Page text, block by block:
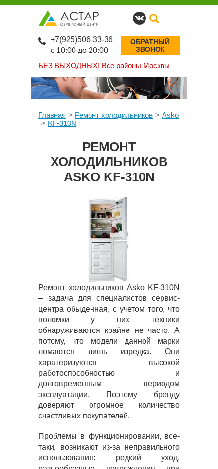
БЕЗ ВЫХОДНЫХ! Все районы Москвы
+7(925)506-33-36
с 10:00 до 20:00
ОБРАТНЫЙ
ЗВОНОК
Главная Ремонт холодильников
Asko
KF-310N
РЕМОНТ
ХОЛОДИЛЬНИКОВ
ASKO KF-310N
Ремонт холодильников Asko KF-310N
– задача для специалистов сервис-
центра обыденная, с учетом того, что
поломки у них техники
обнаруживаются крайне не часто. А
потому, что модели данной марки
ломаются лишь изредка. Они
харатеризуются высокой
работоспособностью и
долговременным периодом
эксплуатации. Поэтому бренду
доверяют огромное количество
счастливых покупателей.
Проблемы в функционировании, все-
таки, возникают из-за неправильного
использования: редкий уход,